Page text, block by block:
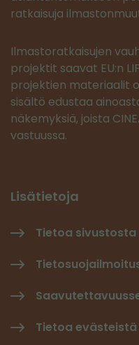
ratkaisuja
Ilmastoratkaisujen
projektit saavat EU:n
projektien materiaalit
sisältö edustaa
näkemyksiä, joista
vastuussa.
Lisätietoja
Tietoa sivustosta
Tietoa evästeistä